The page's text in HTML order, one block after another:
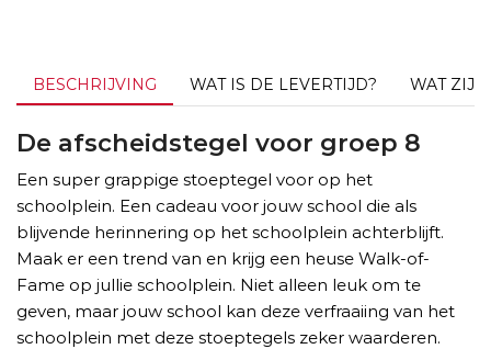
BESCHRIJVING WAT IS DE LEVERTIJD? WAT
De afscheidstegel voor groep 8
Een super grappige stoeptegel voor op het
schoolplein. Een cadeau voor jouw school die als
blijvende herinnering op het schoolplein achterblijft.
Maak er een trend van en krijg een heuse Walk-of-
Fame op jullie schoolplein. Niet alleen leuk om te
geven, maar jouw school kan deze verfraaiing van het
schoolplein met deze stoeptegels zeker waarderen.